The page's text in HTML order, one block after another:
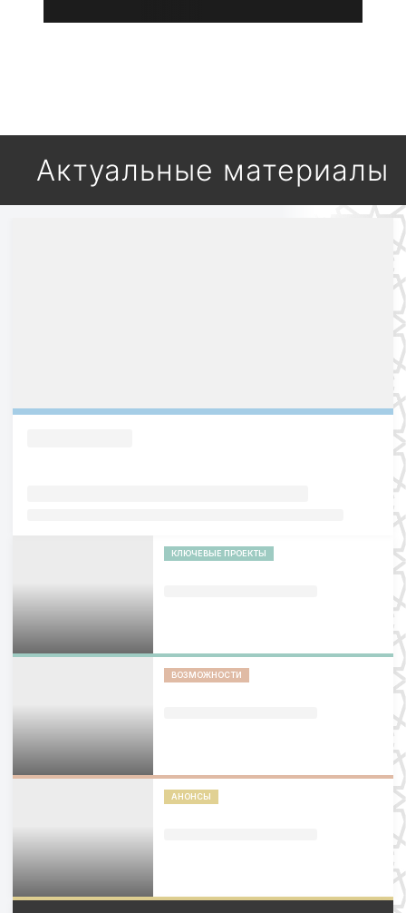
Актуальные материалы
КЛЮЧЕВЫЕ ПРОЕКТЫ
ВОЗМОЖНОСТИ
АНОНСЫ